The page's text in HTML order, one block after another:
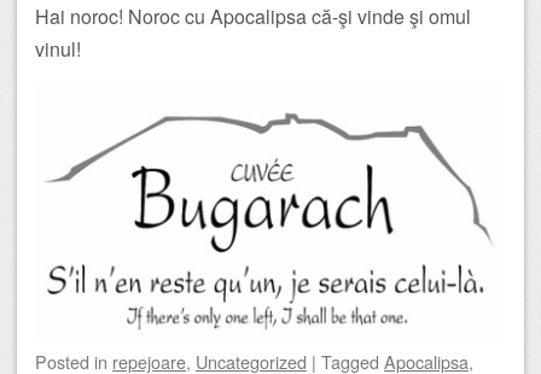
Hai noroc! Noroc cu Apocalipsa că-şi vinde şi omul
vinul!
Posted in repejoare, Uncategorized | Tagged Apocalipsa,